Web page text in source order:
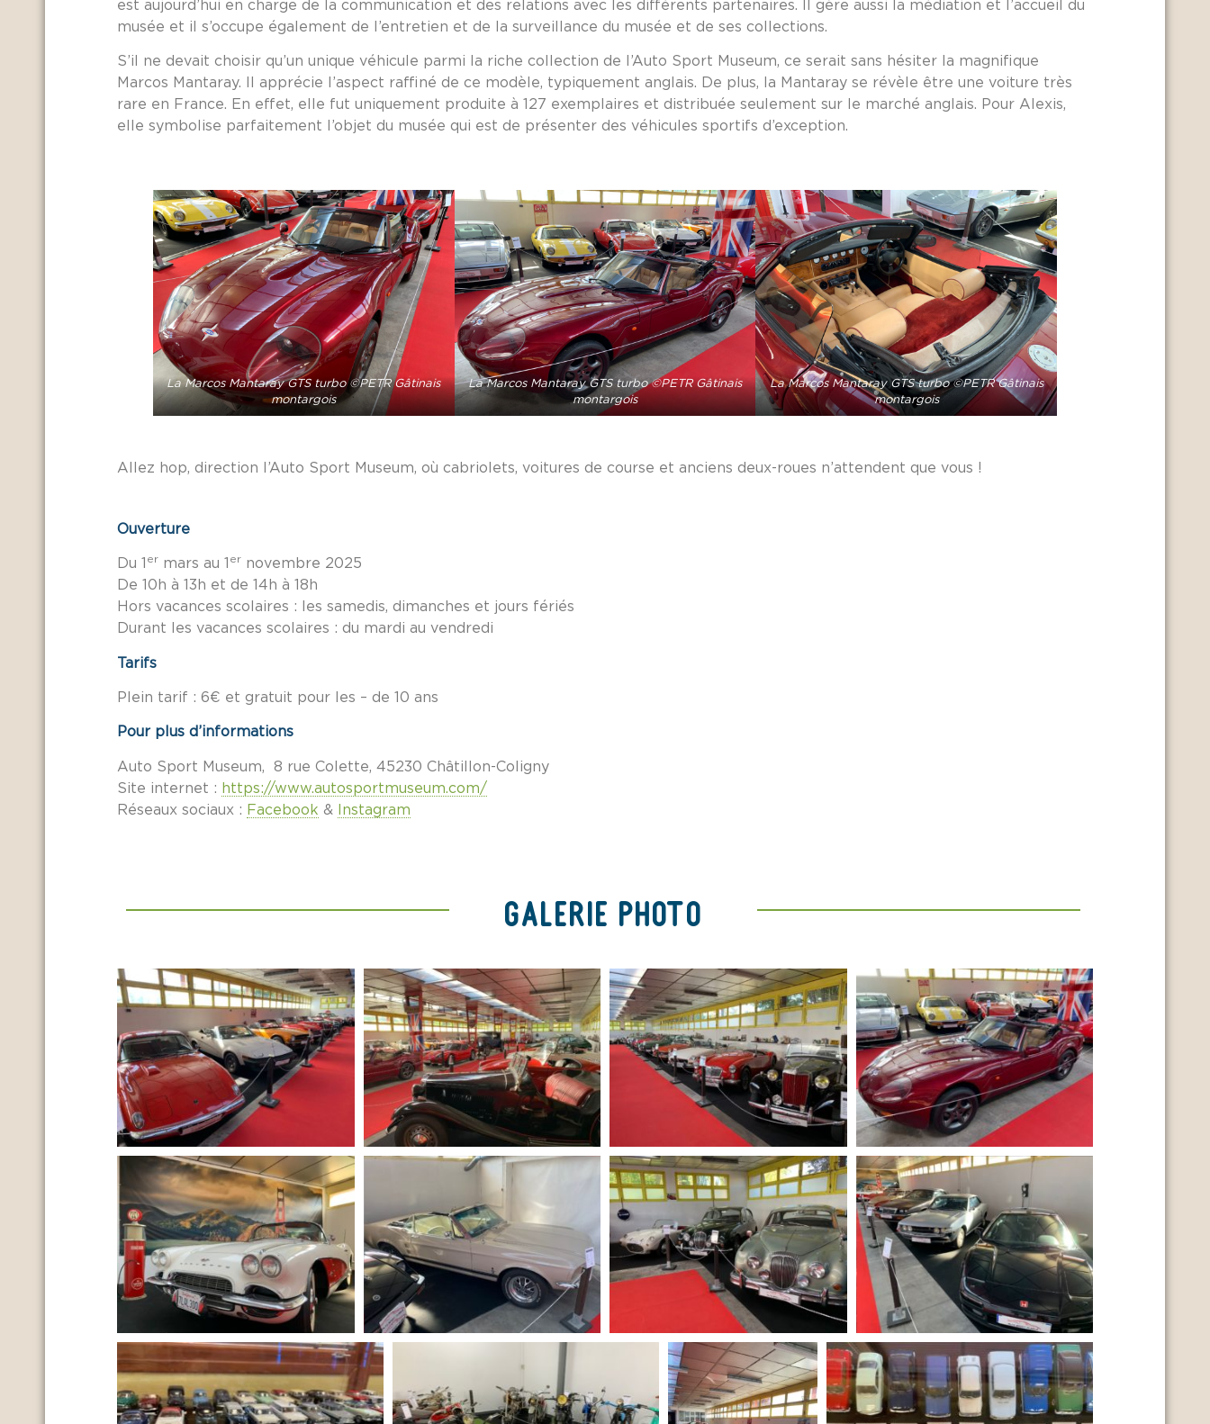
est aujourd’hui en charge de la communication et des relations avec les différents partenaires. Il gère aussi la médiation et l’accueil du
musée et il s’occupe également de l’entretien et de la surveillance du musée et de ses collections.
S’il ne devait choisir qu’un unique véhicule parmi la riche collection de l’Auto Sport Museum, ce serait sans hésiter la magnifique
Marcos Mantaray. Il apprécie l’aspect raffiné de ce modèle, typiquement anglais. De plus, la Mantaray se révèle être une voiture très
rare en France. En effet, elle fut uniquement produite à 127 exemplaires et distribuée seulement sur le marché anglais. Pour Alexis,
elle symbolise parfaitement l’objet du musée qui est de présenter des véhicules sportifs d’exception.
La Marcos Mantaray GTS turbo ©PETR Gâtinais
montargois
La Marcos Mantaray GTS turbo ©PETR Gâtinais
montargois
La Marcos Mantaray GTS turbo ©PETR Gâtinais
montargois
Allez hop, direction l’Auto Sport Museum, où cabriolets, voitures de course et anciens deux-roues n’attendent que vous !
Ouverture
Du 1 er mars au 1 er novembre 2025
De 10h à 13h et de 14h à 18h
Hors vacances scolaires : les samedis, dimanches et jours fériés
Durant les vacances scolaires : du mardi au vendredi
Tarifs
Plein tarif : 6€ et gratuit pour les – de 10 ans
Pour plus d’informations
Auto Sport Museum, 8 rue Colette, 45230 Châtillon-Coligny
Site internet : https://www.autosportmuseum.com/
Réseaux sociaux : Facebook & Instagram
Galerie Photo